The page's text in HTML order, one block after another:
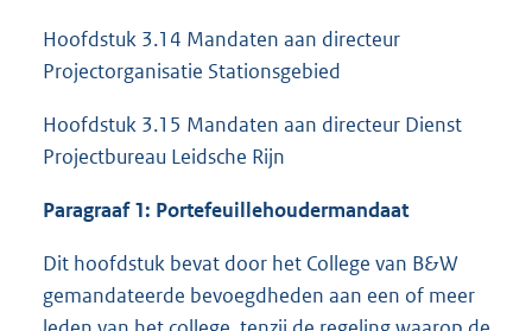
Hoofdstuk 3.14 Mandaten aan directeur
Projectorganisatie Stationsgebied
Hoofdstuk 3.15 Mandaten aan directeur Dienst
Projectbureau Leidsche Rijn
Paragraaf 1: Portefeuillehoudermandaat
Dit hoofdstuk bevat door het College van B&W
gemandateerde bevoegdheden aan een of meer